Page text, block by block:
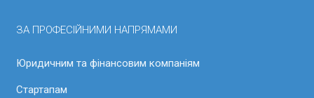
ЗА ПРОФЕСІЙНИМИ НАПРЯМАМИ
Юридичним та фінансовим компаніям
Стартапам